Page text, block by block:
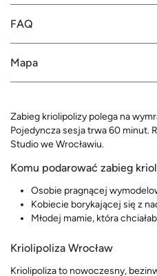
FAQ
Mapa
Zabieg kriolipolizy polega na
Pojedyncza sesja trwa 60 minut.
Studio we Wrocławiu.
Komu podarować zabieg
Osobie pragnącej
Kobiecie borykającej się z
Młodej mamie, która
Kriolipoliza Wrocław
Kriolipoliza to nowoczesny,